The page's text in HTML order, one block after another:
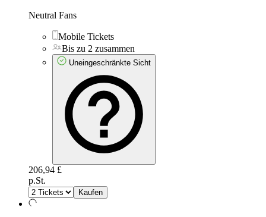
Neutral Fans
Mobile Tickets
Bis zu 2 zusammen
Uneingeschränkte Sicht
206,94 £
p.St.
Kaufen